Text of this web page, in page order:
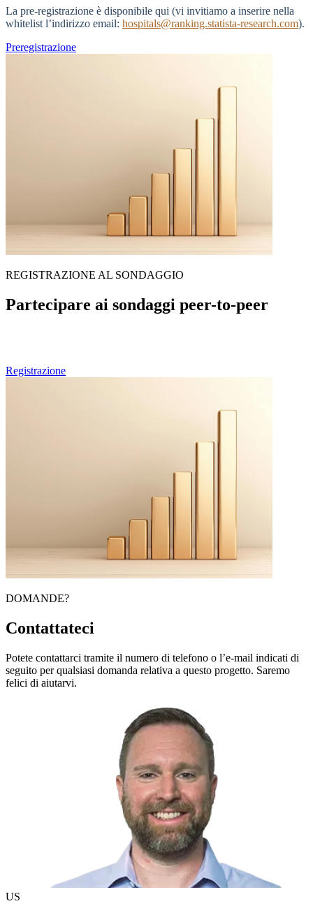
La pre-registrazione è disponibile qui (vi invitiamo a inserire nella
whitelist l’indirizzo email: hospitals@ranking.statista-research.com).
Preregistrazione
REGISTRAZIONE AL SONDAGGIO
Partecipare ai sondaggi peer-to-peer
Registrazione
DOMANDE?
Contattateci
Potete contattarci tramite il numero di telefono o l’e-mail indicati di
seguito per qualsiasi domanda relativa a questo progetto. Saremo
felici di aiutarvi.
US